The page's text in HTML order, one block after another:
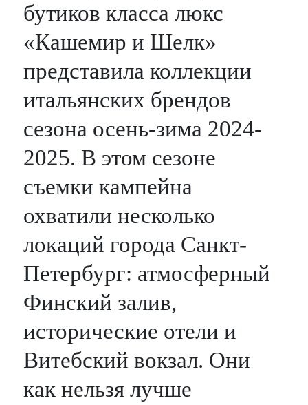
бутиков класса люкс
«Кашемир и Шелк»
представила коллекции
итальянских брендов
сезона осень-зима 2024-
2025. В этом сезоне
съемки кампейна
охватили несколько
локаций города Санкт-
Петербург: атмосферный
Финский залив,
исторические отели и
Витебский вокзал. Они
как нельзя лучше